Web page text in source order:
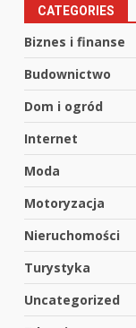
CATEGORIES
Biznes i finanse
Budownictwo
Dom i ogród
Internet
Moda
Motoryzacja
Nieruchomości
Turystyka
Uncategorized